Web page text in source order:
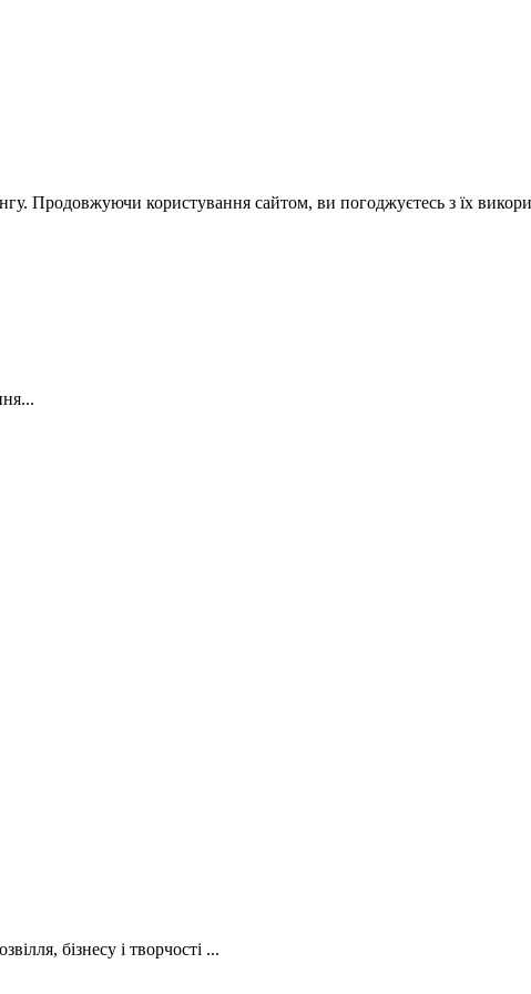
Продовжуючи користування сайтом, ви погоджуєтесь з їх
бізнесу і творчості ...